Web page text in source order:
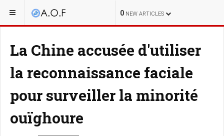
0 NEW ARTICLES
La Chine accusée d'utiliser
la reconnaissance faciale
pour surveiller la minorité
ouïghoure